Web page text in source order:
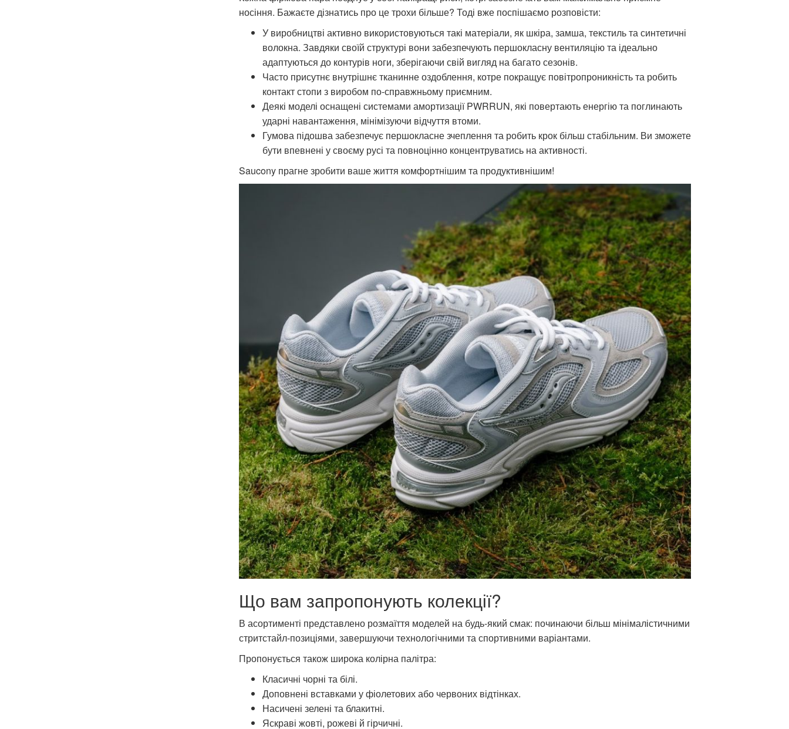
носіння. Бажаєте дізнатись про це трохи більше? Тоді вже поспішаємо розповісти:
У виробництві активно використовуються такі матеріали, як шкіра, замша, текстиль та синтетичні
волокна. Завдяки своїй структурі вони забезпечують першокласну вентиляцію та ідеально
адаптуються до контурів ноги, зберігаючи свій вигляд на багато сезонів.
Часто присутнє внутрішнє тканинне оздоблення, котре покращує повітропроникність та робить
контакт стопи з виробом по-справжньому приємним.
Деякі моделі оснащені системами амортизації PWRRUN, які повертають енергію та поглинають
ударні навантаження, мінімізуючи відчуття втоми.
Гумова підошва забезпечує першокласне зчеплення та робить крок більш стабільним. Ви зможете
бути впевнені у своєму русі та повноцінно концентруватись на активності.
Saucony прагне зробити ваше життя комфортнішим та продуктивнішим!
Що вам запропонують колекції?
В асортименті представлено розмаїття моделей на будь-який смак: починаючи більш мінімалістичними
стритстайл-позиціями, завершуючи технологічними та спортивними варіантами.
Пропонується також широка колірна палітра:
Класичні чорні та білі.
Доповнені вставками у фіолетових або червоних відтінках.
Насичені зелені та блакитні.
Яскраві жовті, рожеві й гірчичні.